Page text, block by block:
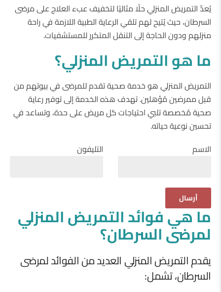
يُعدّ التمريض المنزلي حلًا مثاليًا لتخفيف عبء العلاج على مرضى
السرطان، حيث يُتيح لهم تلقي الرعاية الطبية اللازمة في راحة
منزلهم ودون الحاجة إلى التنقل المتكرر للمستشفيات.
ما هو التمريض المنزلي؟
التمريض المنزلي هو خدمة صحية تقدم للمرضى في بيوتهم من
قبل ممرضين مُؤهلين. تهدف هذه الخدمة إلى توفير رعاية
صحية مُخصصة تلبي احتياجات كل مريض على حدة، وتساعد في
تحسين نوعية حياته.
الاسم
التليفون
ما هي فوائد التمريض المنزلي
لمرضى السرطان؟
يقدم التمريض المنزلي العديد من الفوائد لمرضى
السرطان، تشمل: